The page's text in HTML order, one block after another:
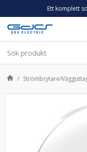
Ett komplett
Strömbrytare/